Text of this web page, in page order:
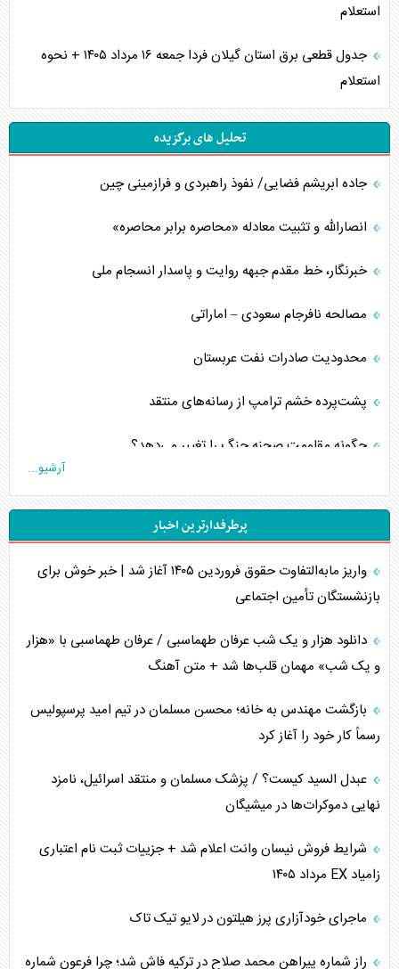
استعلام
جدول قطعی برق استان گیلان فردا جمعه ۱۶ مرداد ۱۴۰۵ + نحوه
استعلام
تحلیل های برگزیده
جاده ابریشم فضایی/ نفوذ راهبردی و فرازمینی چین
انصارالله و تثبیت معادله «محاصره برابر محاصره»
خبرنگار، خط مقدم جبهه روایت و پاسدار انسجام ملی
مصالحه نافرجام سعودی – اماراتی
محدودیت صادرات نفت عربستان
پشت‌پرده خشم ترامپ از رسانه‌های منتقد
چگونه مقاومت صحنه جنگ را تغییر می‌دهد؟
جنگ رمضان و معضل حضور نظامیان آمریکایی
تحلیل جامع پدیده تراستی‌ها
تأثیر جنگ ایران و آمریکا بر اقتصاد جهانی
اربعین، کابوس مشترک تل‌آویو-واشنگتن
برنامه هفتم توسعه در نقطه کور سیاستگذاری
کنوانسیون دریای خزر در راستای منافع ملی است؟
اوکراین بازوی مخرب آمریکا در غرب آسیا
اهمیت راهبردی اردن برای آمریکا
پیام، ظرفیت بالفعل‌نشده تجارت ایران
همسویی عربستان با سنتکام علیه متحدان ایران
آرشیو...
پرطرفدارترین اخبار
واریز مابه‌التفاوت حقوق فروردین ۱۴۰۵ آغاز شد | خبر خوش برای
بازنشستگان تأمین اجتماعی
دانلود هزار و یک شب عرفان طهماسبی / عرفان طهماسبی با «هزار
و یک شب» مهمان قلب‌ها شد + متن آهنگ
بازگشت مهندس به خانه؛ محسن مسلمان در تیم امید پرسپولیس
رسماً کار خود را آغاز کرد
عبدل السید کیست؟ / پزشک مسلمان و منتقد اسرائیل، نامزد
نهایی دموکرات‌ها در میشیگان
شرایط فروش نیسان وانت اعلام شد + جزییات ثبت نام اعتباری
زامیاد EX مرداد ۱۴۰۵
ماجرای خودآزاری پرز هیلتون در لایو تیک تاک
راز شماره پیراهن محمد صلاح در ترکیه فاش شد؛ چرا فرعون شماره